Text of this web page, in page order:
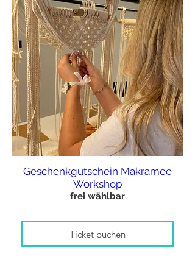
Geschenkgutschein Makramee
Workshop
frei wählbar
Ticket buchen